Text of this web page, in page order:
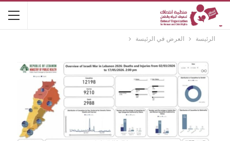
الرئيسة العرض في الرئيسة